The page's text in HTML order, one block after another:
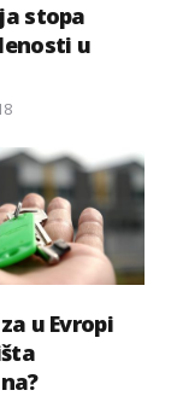
stopa
u
u Evropi